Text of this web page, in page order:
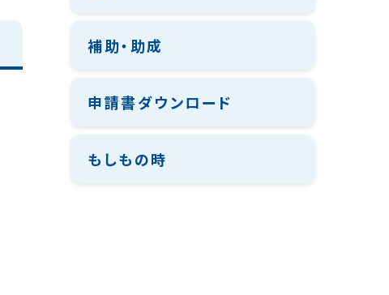
補助・助成
申請書ダウンロード
もしもの時